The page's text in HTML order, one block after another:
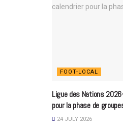
FOOT-LOCAL
Ligue des Nations
pour la phase de
24 JULY 2026